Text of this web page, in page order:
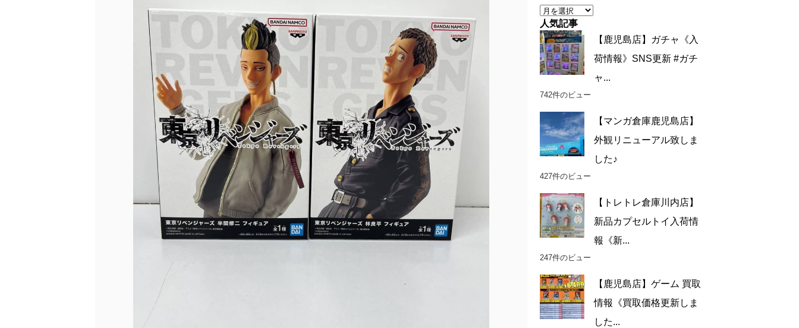
ア
ー
カ
イ
ブ
人気記事
【鹿児島店】ガチャ《入
荷情報》SNS更新 #ガチ
ャ...
742件のビュー
【マンガ倉庫鹿児島店】
外観リニューアル致しま
した♪
427件のビュー
【トレトレ倉庫川内店】
新品カプセルトイ入荷情
報《新...
247件のビュー
【鹿児島店】ゲーム 買取
情報《買取価格更新しま
した...